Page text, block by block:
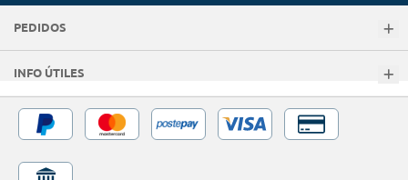
PEDIDOS
INFO ÚTILES